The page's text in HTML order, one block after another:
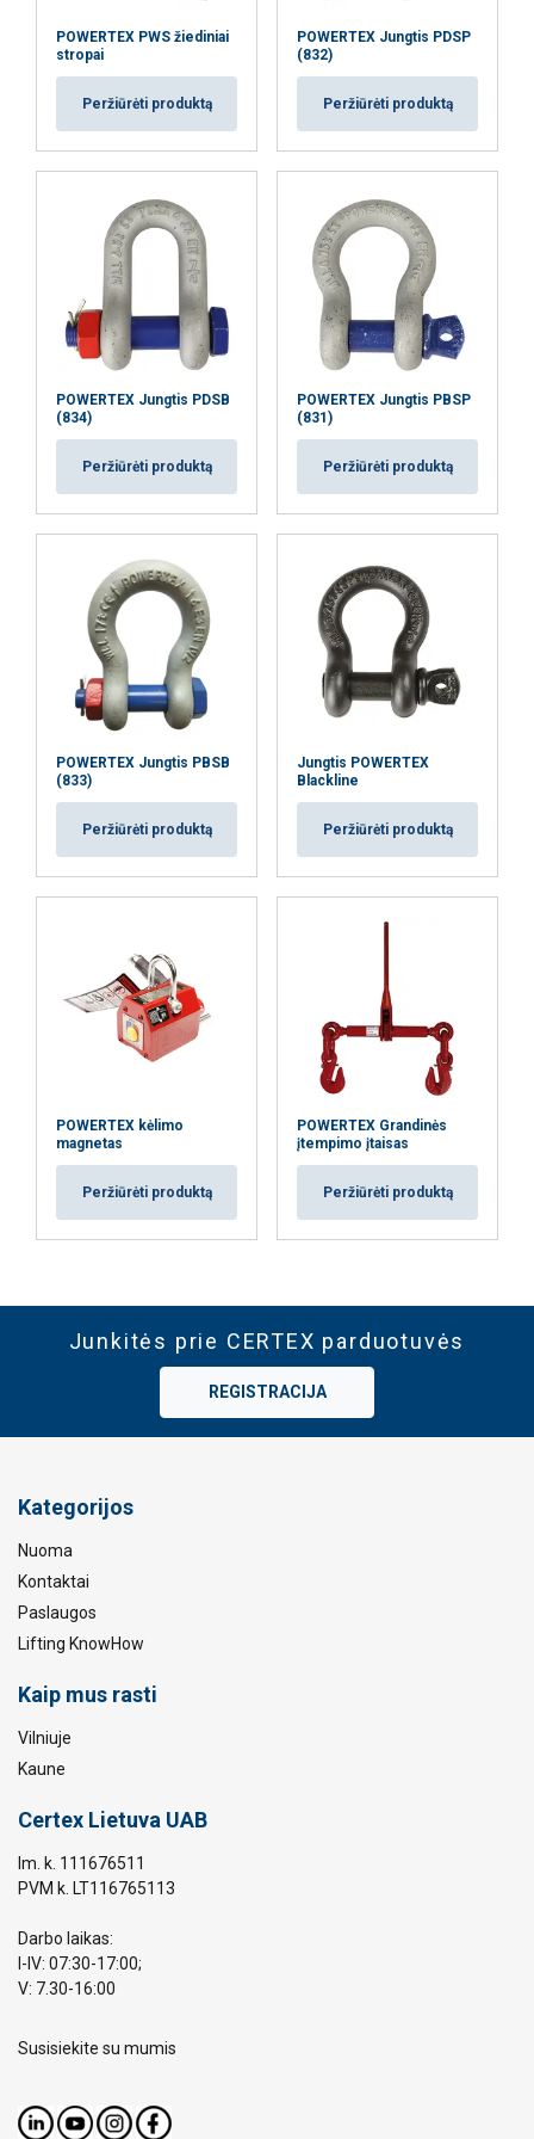
POWERTEX PWS žiediniai
stropai
Peržiūrėti produktą
POWERTEX Jungtis PDSP
(832)
Peržiūrėti produktą
POWERTEX Jungtis PDSB
(834)
Peržiūrėti produktą
POWERTEX Jungtis PBSP
(831)
Peržiūrėti produktą
POWERTEX Jungtis PBSB
(833)
Peržiūrėti produktą
Jungtis POWERTEX
Blackline
Peržiūrėti produktą
POWERTEX kėlimo
magnetas
Peržiūrėti produktą
POWERTEX Grandinės
įtempimo įtaisas
Peržiūrėti produktą
Junkitės prie CERTEX parduotuvės
REGISTRACIJA
Kategorijos
Nuoma
Kontaktai
Paslaugos
Lifting KnowHow
Kaip mus rasti
Vilniuje
Kaune
Certex Lietuva UAB
Im. k. 111676511
PVM k. LT116765113
Darbo laikas:
I-IV: 07:30-17:00;
V: 7.30-16:00
Susisiekite su mumis